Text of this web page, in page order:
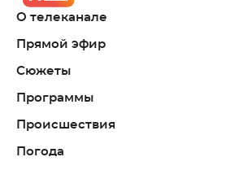
О телеканале
Прямой эфир
Сюжеты
Программы
Происшествия
Погода